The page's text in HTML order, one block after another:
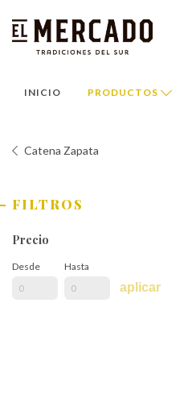
INICIO PRODUCTOS
Catena Zapata
FILTROS
Precio
Desde Hasta
aplicar